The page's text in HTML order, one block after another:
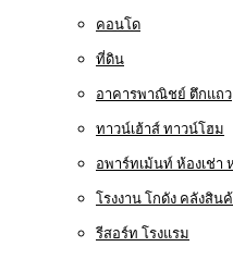
คอนโด
ที่ดิน
อาคารพาณิชย์ ตึกแถว
ทาวน์เฮ้าส์ ทาวน์โฮม
อพาร์ทเม้นท์ ห้องเช่า
โรงงาน โกดัง คลังสิน
รีสอร์ท โรงแรม